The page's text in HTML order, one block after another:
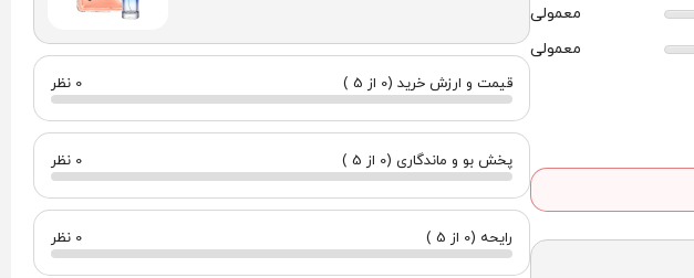
معمولی
معمولی
قیمت و ارزش خرید (0 از 5 ) 0 نظر
پخش بو و ماندگاری (0 از 5 ) 0 نظر
رایحه (0 از 5 ) 0 نظر